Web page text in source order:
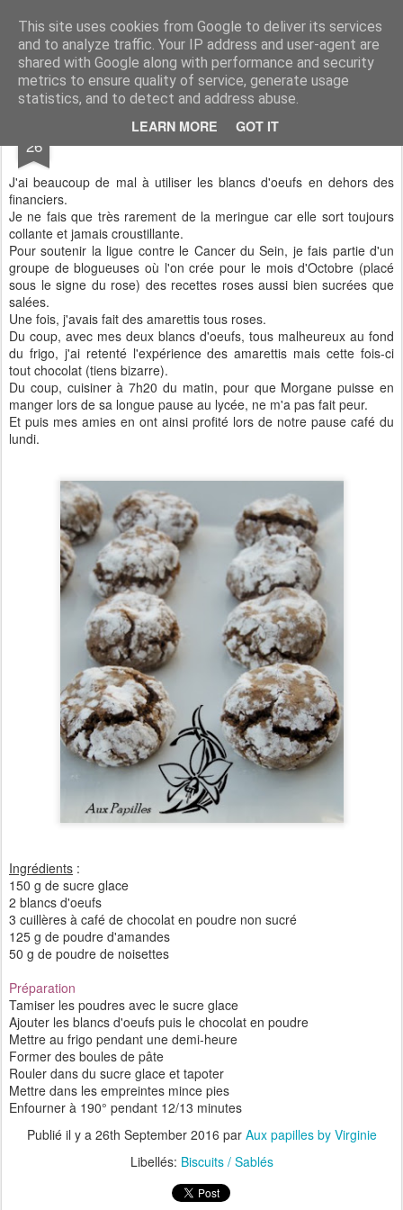
This site uses cookies from Google to deliver its services
and to analyze traffic. Your IP address and user-agent are
shared with Google along with performance and security
metrics to ensure quality of service, generate usage
statistics, and to detect and address abuse.
LEARN MORE GOT IT
Aux papilles by Virginie
26 Amarettis au chocolat
J'ai beaucoup de mal à utiliser les blancs d'oeufs en dehors des
financiers.
Je ne fais que très rarement de la meringue car elle sort toujours
collante et jamais croustillante.
Pour soutenir la ligue contre le Cancer du Sein, je fais partie d'un
groupe de blogueuses où l'on crée pour le mois d'Octobre (placé
sous le signe du rose) des recettes roses aussi bien sucrées que
salées.
Une fois, j'avais fait des amarettis tous roses.
Du coup, avec mes deux blancs d'oeufs, tous malheureux au fond
du frigo, j'ai retenté l'expérience des amarettis mais cette fois-ci
tout chocolat (tiens bizarre).
Du coup, cuisiner à 7h20 du matin, pour que Morgane puisse en
manger lors de sa longue pause au lycée, ne m'a pas fait peur.
Et puis mes amies en ont ainsi profité lors de notre pause café du
lundi.
Ingrédients :
150 g de sucre glace
2 blancs d'oeufs
3 cuillères à café de chocolat en poudre non sucré
125 g de poudre d'amandes
50 g de poudre de noisettes
Préparation
Tamiser les poudres avec le sucre glace
Ajouter les blancs d'oeufs puis le chocolat en poudre
Mettre au frigo pendant une demi-heure
Former des boules de pâte
Rouler dans du sucre glace et tapoter
Mettre dans les empreintes mince pies
Enfourner à 190° pendant 12/13 minutes
Publié il y a 26th September 2016 par Aux papilles by Virginie
Libellés: Biscuits / Sablés